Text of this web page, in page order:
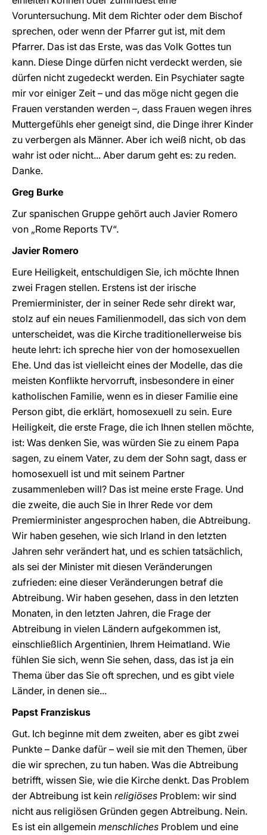
Voruntersuchung. Mit dem Richter oder dem Bischof
sprechen, oder wenn der Pfarrer gut ist, mit dem
Pfarrer. Das ist das Erste, was das Volk Gottes tun
kann. Diese Dinge dürfen nicht verdeckt werden, sie
dürfen nicht zugedeckt werden. Ein Psychiater sagte
mir vor einiger Zeit – und das möge nicht gegen die
Frauen verstanden werden –, dass Frauen wegen ihres
Muttergefühls eher geneigt sind, die Dinge ihrer Kinder
zu verbergen als Männer. Aber ich weiß nicht, ob das
wahr ist oder nicht... Aber darum geht es: zu reden.
Danke.
Greg Burke
Zur spanischen Gruppe gehört auch Javier Romero
von „Rome Reports TV“.
Javier Romero
Eure Heiligkeit, entschuldigen Sie, ich möchte Ihnen
zwei Fragen stellen. Erstens ist der irische
Premierminister, der in seiner Rede sehr direkt war,
stolz auf ein neues Familienmodell, das sich von dem
unterscheidet, was die Kirche traditionellerweise bis
heute lehrt: ich spreche hier von der homosexuellen
Ehe. Und das ist vielleicht eines der Modelle, das die
meisten Konflikte hervorruft, insbesondere in einer
katholischen Familie, wenn es in dieser Familie eine
Person gibt, die erklärt, homosexuell zu sein. Eure
Heiligkeit, die erste Frage, die ich Ihnen stellen möchte,
ist: Was denken Sie, was würden Sie zu einem Papa
sagen, zu einem Vater, zu dem der Sohn sagt, dass er
homosexuell ist und mit seinem Partner
zusammenleben will? Das ist meine erste Frage. Und
die zweite, die auch Sie in Ihrer Rede vor dem
Premierminister angesprochen haben, die Abtreibung.
Wir haben gesehen, wie sich Irland in den letzten
Jahren sehr verändert hat, und es schien tatsächlich,
als sei der Minister mit diesen Veränderungen
zufrieden: eine dieser Veränderungen betraf die
Abtreibung. Wir haben gesehen, dass in den letzten
Monaten, in den letzten Jahren, die Frage der
Abtreibung in vielen Ländern aufgekommen ist,
einschließlich Argentinien, Ihrem Heimatland. Wie
fühlen Sie sich, wenn Sie sehen, dass, das ist ja ein
Thema über das Sie oft sprechen, und es gibt viele
Länder, in denen sie...
Papst Franziskus
Gut. Ich beginne mit dem zweiten, aber es gibt zwei
Punkte – Danke dafür – weil sie mit den Themen, über
die wir sprechen, zu tun haben. Was die Abtreibung
betrifft, wissen Sie, wie die Kirche denkt. Das Problem
der Abtreibung ist kein religiöses Problem: wir sind
nicht aus religiösen Gründen gegen Abtreibung. Nein.
Es ist ein allgemein menschliches Problem und eine